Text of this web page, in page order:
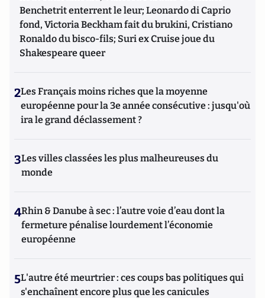
Benchetrit enterrent le leur; Leonardo di Caprio
fond, Victoria Beckham fait du brukini, Cristiano
Ronaldo du bisco-fils; Suri ex Cruise joue du
Shakespeare queer
2Les Français moins riches que la moyenne
européenne pour la 3e année consécutive : jusqu'où
ira le grand déclassement ?
3Les villes classées les plus malheureuses du
monde
4Rhin & Danube à sec : l’autre voie d’eau dont la
fermeture pénalise lourdement l’économie
européenne
5L'autre été meurtrier : ces coups bas politiques qui
s'enchaînent encore plus que les canicules